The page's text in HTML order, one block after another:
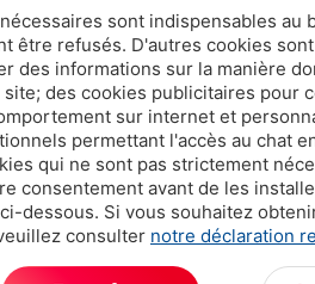
sont indispensables au
être refusés. D'autres cookies
des informations sur la manière
des cookies publicitaires pour
sur internet et
permettant l'accès au chat
qui ne sont pas strictement
consentement avant de les
dessous. Si vous souhaitez
consulter notre déclaration